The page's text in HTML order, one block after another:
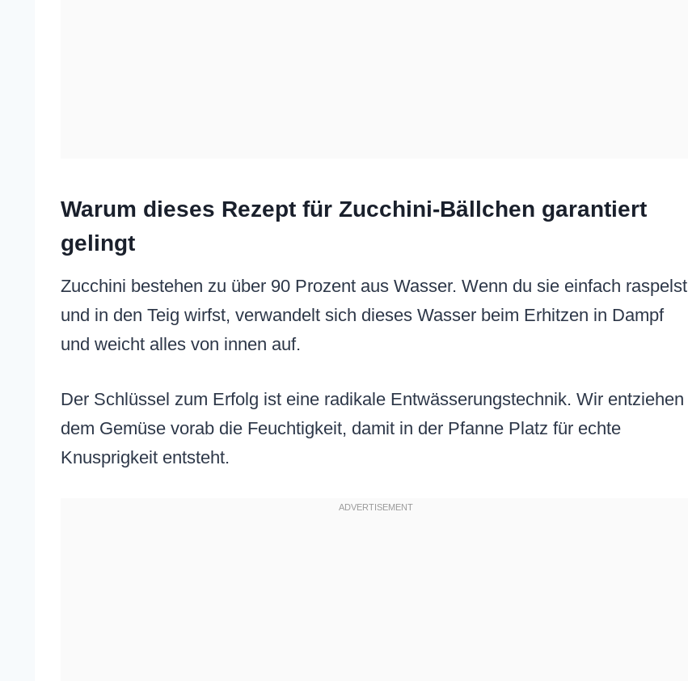
Warum dieses Rezept für Zucchini-Bällchen garantiert
gelingt
Zucchini bestehen zu über 90 Prozent aus Wasser. Wenn du sie einfach raspelst
und in den Teig wirfst, verwandelt sich dieses Wasser beim Erhitzen in Dampf
und weicht alles von innen auf.
Der Schlüssel zum Erfolg ist eine radikale Entwässerungstechnik. Wir entziehen
dem Gemüse vorab die Feuchtigkeit, damit in der Pfanne Platz für echte
Knusprigkeit entsteht.